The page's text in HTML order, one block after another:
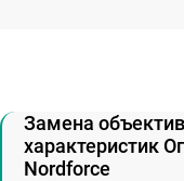
Замена
характеристик
Nordforce